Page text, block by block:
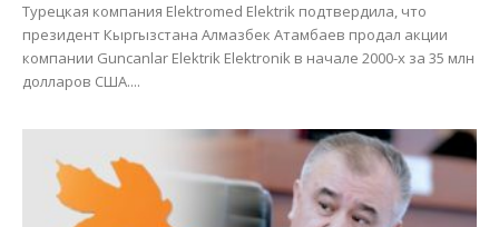
Турецкая компания Elektromed Elektrik подтвердила, что
президент Кыргызстана Алмазбек Атамбаев продал акции
компании Guncanlar Elektrik Elektronik в начале 2000-х за 35 млн
долларов США....